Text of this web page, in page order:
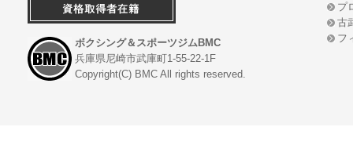
ボクシング＆スポーツジムBMC
兵庫県尼崎市武庫町1-55-22-1F
Copyright(C) BMC All rights reserved.
プ
古
フ